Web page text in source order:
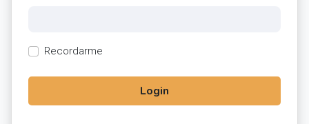
Recordarme
Login